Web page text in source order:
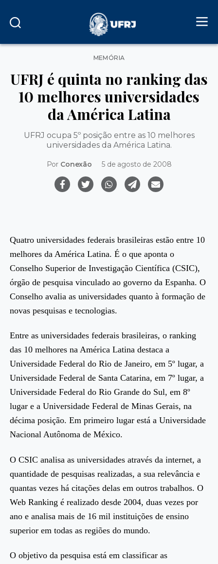
Categorias
MEMÓRIA
UFRJ é quinta no ranking das
10 melhores universidades
da América Latina
UFRJ ocupa 5º posição entre as 10 melhores
universidades da América Latina.
Por Conexão 5 de agosto de 2008
Quatro universidades federais brasileiras estão entre 10
melhores da América Latina. É o que aponta o
Conselho Superior de Investigação Científica (CSIC),
órgão de pesquisa vinculado ao governo da Espanha. O
Conselho avalia as universidades quanto à formação de
novas pesquisas e tecnologias.
Entre as universidades federais brasileiras, o ranking
das 10 melhores na América Latina destaca a
Universidade Federal do Rio de Janeiro, em 5º lugar, a
Universidade Federal de Santa Catarina, em 7º lugar, a
Universidade Federal do Rio Grande do Sul, em 8º
lugar e a Universidade Federal de Minas Gerais, na
décima posição. Em primeiro lugar está a Universidade
Nacional Autônoma de México.
O CSIC analisa as universidades através da internet, a
quantidade de pesquisas realizadas, a sua relevância e
quantas vezes há citações delas em outros trabalhos. O
Web Ranking é realizado desde 2004, duas vezes por
ano e analisa mais de 16 mil instituições de ensino
superior em todas as regiões do mundo.
O objetivo da pesquisa está em classificar as